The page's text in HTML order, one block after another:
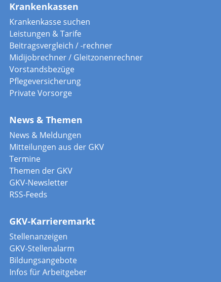
Krankenkassen
Krankenkasse suchen
Leistungen & Tarife
Beitragsvergleich / -rechner
Midijobrechner / Gleitzonenrechner
Vorstandsbezüge
Pflegeversicherung
Private Vorsorge
News & Themen
News & Meldungen
Mitteilungen aus der GKV
Termine
Themen der GKV
GKV-Newsletter
RSS-Feeds
GKV-Karrieremarkt
Stellenanzeigen
GKV-Stellenalarm
Bildungsangebote
Infos für Arbeitgeber